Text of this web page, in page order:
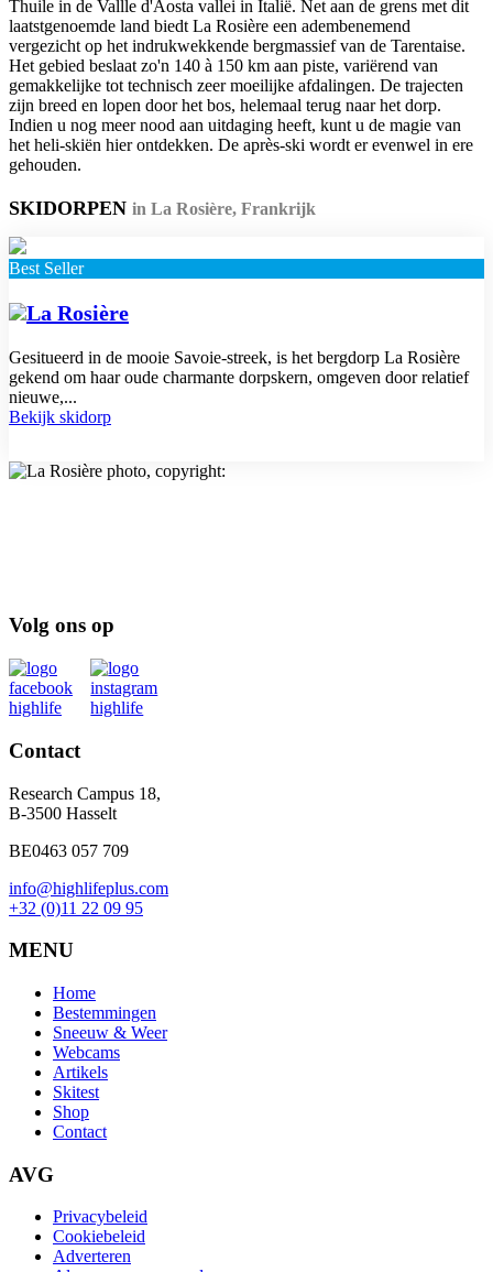
Thuile in de Vallle d'Aosta vallei in Italië. Net aan de grens met dit
laatstgenoemde land biedt La Rosière een adembenemend
vergezicht op het indrukwekkende bergmassief van de Tarentaise.
Het gebied beslaat zo'n 140 à 150 km aan piste, variërend van
gemakkelijke tot technisch zeer moeilijke afdalingen. De trajecten
zijn breed en lopen door het bos, helemaal terug naar het dorp.
Indien u nog meer nood aan uitdaging heeft, kunt u de magie van
het heli-skiën hier ontdekken. De après-ski wordt er evenwel in ere
gehouden.
SKIDORPEN in La Rosière, Frankrijk
Best Seller
La Rosière
Gesitueerd in de mooie Savoie-streek, is het bergdorp La Rosière
gekend om haar oude charmante dorpskern, omgeven door relatief
nieuwe,...
Bekijk skidorp
Volg ons op
Contact
Research Campus 18,
B-3500 Hasselt
BE0463 057 709
info@highlifeplus.com
+32 (0)11 22 09 95
MENU
Home
Bestemmingen
Sneeuw & Weer
Webcams
Artikels
Skitest
Shop
Contact
AVG
Privacybeleid
Cookiebeleid
Adverteren